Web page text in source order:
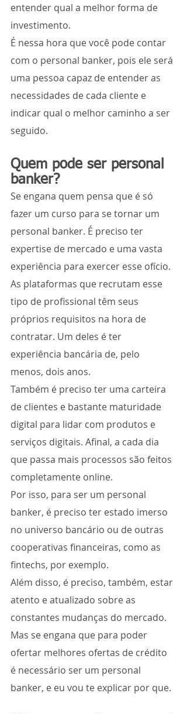
entender qual a melhor forma de
investimento.
É nessa hora que você pode contar
com o personal banker, pois ele será
uma pessoa capaz de entender as
necessidades de cada cliente e
indicar qual o melhor caminho a ser
seguido.
Quem pode ser personal
banker?
Se engana quem pensa que é só
fazer um curso para se tornar um
personal banker. É preciso ter
expertise de mercado e uma vasta
experiência para exercer esse ofício.
As plataformas que recrutam esse
tipo de profissional têm seus
próprios requisitos na hora de
contratar. Um deles é ter
experiência bancária de, pelo
menos, dois anos.
Também é preciso ter uma carteira
de clientes e bastante maturidade
digital para lidar com produtos e
serviços digitais. Afinal, a cada dia
que passa mais processos são feitos
completamente online.
Por isso, para ser um personal
banker, é preciso ter estado imerso
no universo bancário ou de outras
cooperativas financeiras, como as
fintechs, por exemplo.
Além disso, é preciso, também, estar
atento e atualizado sobre as
constantes mudanças do mercado.
Mas se engana que para poder
ofertar melhores ofertas de crédito
é necessário ser um personal
banker, e eu vou te explicar por que.